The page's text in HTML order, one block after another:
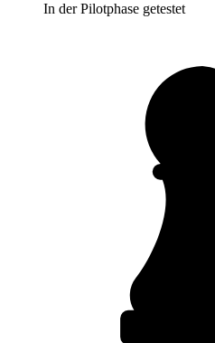
In der Pilotphase getestet